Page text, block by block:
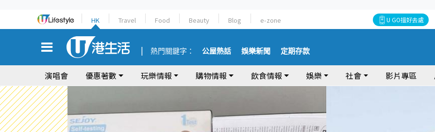
HK Travel Food Beauty Blog e-zone U GO搵好去處
熱門關鍵字： 公屋熱話 娛樂新聞 定期存款
演唱會 優惠著數 玩樂情報 購物情報 飲食情報 娛樂 社會 影片專區